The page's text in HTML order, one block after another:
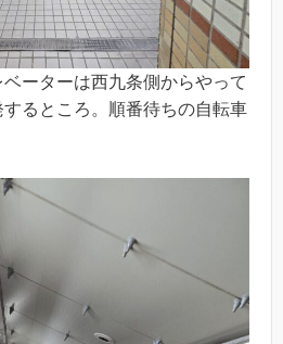
ーターは西九条側からやって
るところ。順番待ちの自転車